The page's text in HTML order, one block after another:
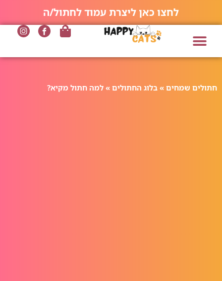
לחצו כאן ליצרת עמוד לחתול/ה
חתולים שמחים » בלוג החתולים » למה חתול מקיא?